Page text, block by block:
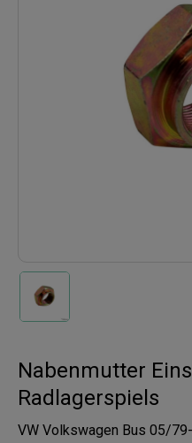
Nabenmutter
Radlagerspiels
VW Volkswagen Bus 05/